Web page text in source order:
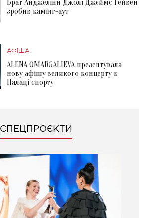
Брат Анджеліни Джолі Джеймс Гейвен
зробив камінг-аут
АФІША
ALENA OMARGALIEVA презентувала
нову афішу великого концерту в
Палаці спорту
СПЕЦПРОЄКТИ